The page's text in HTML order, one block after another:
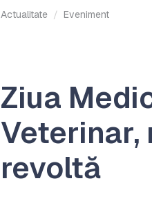
Actualitate Eveniment
Ziua
Veterinar,
revoltă